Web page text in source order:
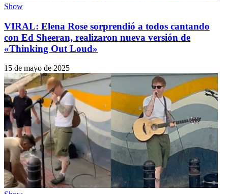
Show
VIRAL: Elena Rose sorprendió a todos cantando
con Ed Sheeran, realizaron nueva versión de
«Thinking Out Loud»
15 de mayo de 2025